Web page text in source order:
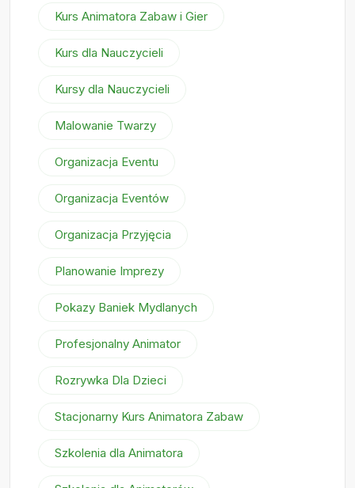
Kurs Animatora Zabaw i Gier
Kurs dla Nauczycieli
Kursy dla Nauczycieli
Malowanie Twarzy
Organizacja Eventu
Organizacja Eventów
Organizacja Przyjęcia
Planowanie Imprezy
Pokazy Baniek Mydlanych
Profesjonalny Animator
Rozrywka Dla Dzieci
Stacjonarny Kurs Animatora Zabaw
Szkolenia dla Animatora